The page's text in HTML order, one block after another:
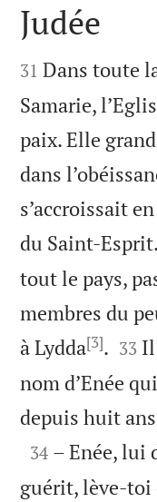

Judée

31 Dans toute
Samarie,
paix. Elle
dans
s’accroissait
du Saint-Esprit.
tout le pays,
membres du
à Lydda[3]. 

33
nom d’Enée
depuis huit

34 – Enée, lui
guérit, lève-